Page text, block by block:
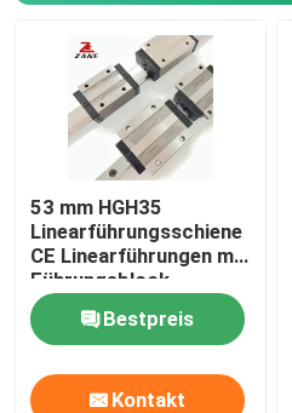
53 mm HGH35
Linearführungsschiene
CE Linearführungen mit
Führungsblock
Bestpreis
Kontakt